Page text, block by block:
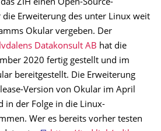
ZIH einen Open-Source-
Erweiterung des unter Linux weit
Okular vergeben. Der
Datakonsult AB hat die
2020 fertig gestellt und im
bereitgestellt. Die Erweiterung
Version von Okular im April
in der Folge in die Linux-
Wer es bereits vorher testen